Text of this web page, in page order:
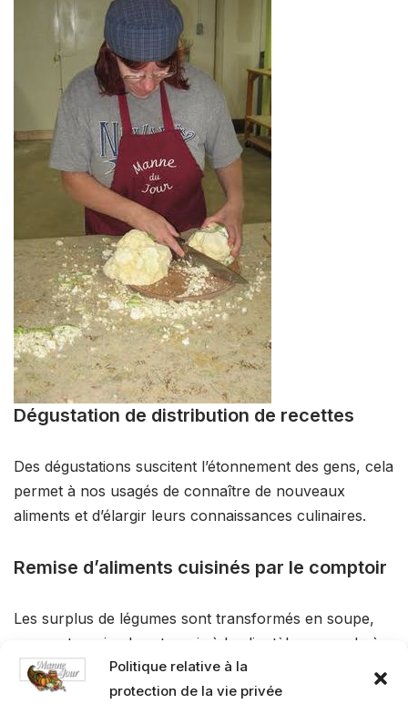
Politique relative à la
protection de la vie privée
Dégustation de distribution de recettes
Des dégustations suscitent l’étonnement des gens, cela
permet à nos usagés de connaître de nouveaux
aliments et d’élargir leurs connaissances culinaires.
Remise d’aliments cuisinés par le comptoir
Les surplus de légumes sont transformés en soupe,
sauce et marinades et remis à la clientèle ou vendu à
la Boutik afin de financer nos activités.